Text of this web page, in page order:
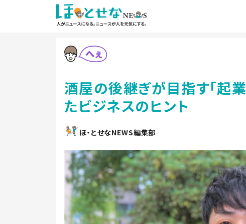
酒屋の後継ぎが目指す「起
たビジネスのヒント
ほ・とせなNEWS編集部